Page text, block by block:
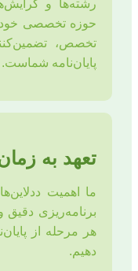
رشته‌ها و
حوزه تخصصی
تخصص،
پایان‌نامه شماست.
تعهد به
ما اهمیت
برنامه‌ریزی دقیق
هر مرحله از
دهیم.